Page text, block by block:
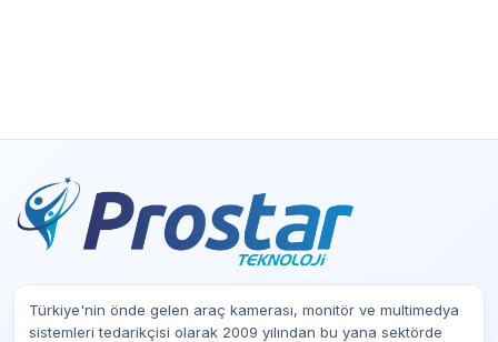
Türkiye'nin önde gelen araç kamerası, monitör ve multimedya
sistemleri tedarikçisi olarak 2009 yılından bu yana sektörde